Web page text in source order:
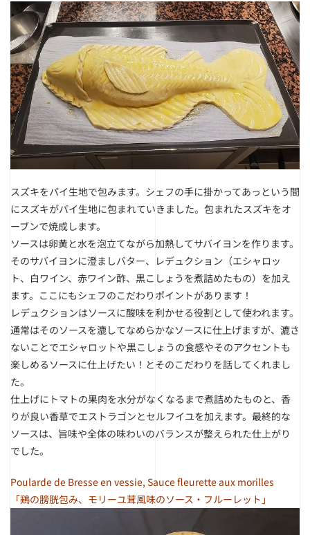
スズキをパイ生地で包みます。シェフの手に掛かってあっという間
にスズキがパイ生地に包まれていきました。包まれたスズキをオ
ーブンで焼成します。
ソースは卵黄と水を泡立てながら加熱してサバイヨンを作ります。
そのサバイヨンに澄ましバター、レデュクション（エシャロッ
ト、白ワイン、赤ワイン酢、黒こしょうを煮詰めたもの）を加え
ます。ここにもシェフのこだわりポイントがあります！
レデュクションはソースに酸味を利かせる役割として使われます。
通常はそのソースを漉してなめらかなソースに仕上げますが、漉さ
ないことでエシャロットや黒こしょうの食感やそのアクセントも
楽しめるソースに仕上げたい！とそのこだわりを話してくれまし
た。
仕上げにトマトの果肉を水分がなくなるまで煮詰めたものと、香
りが良い香草でエストラゴンとセルフイユを加えます。最終的な
ソースは、旨味や全体の味わいのバランスが整えられた仕上がり
でした。
Poularde de Bresse en vessie, Sauce fleurette aux morilles
「鶏の膀胱包み、モリーユ茸風味のソース・フルーレット」